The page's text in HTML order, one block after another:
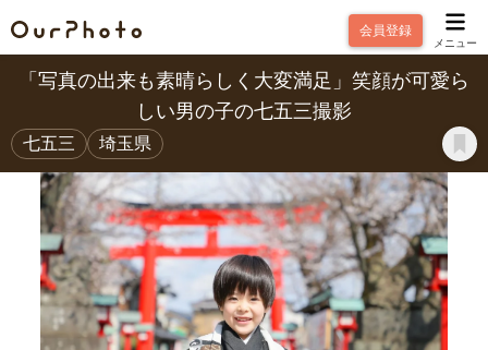
会員登録
メニュー
「写真の出来も素晴らしく大変満足」笑顔が可愛ら
しい男の子の七五三撮影
七五三 埼玉県